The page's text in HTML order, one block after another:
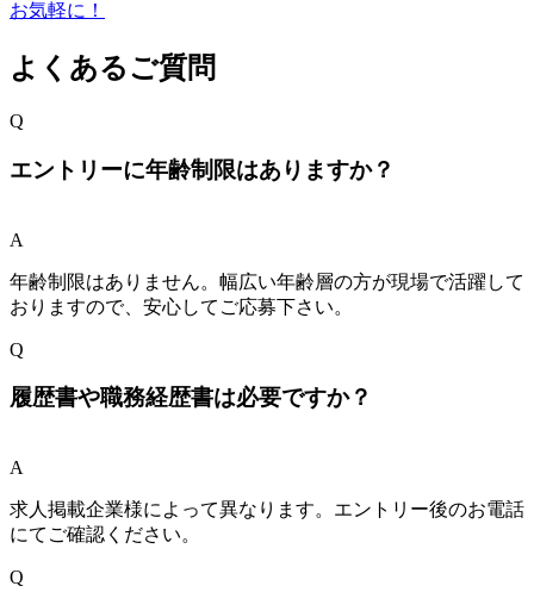
よくあるご質問
Q
エントリーに年齢制限はありますか？
A
年齢制限はありません。幅広い年齢層の方が現場で活躍して
おりますので、安心してご応募下さい。
Q
履歴書や職務経歴書は必要ですか？
A
求人掲載企業様によって異なります。エントリー後のお電話
にてご確認ください。
Q